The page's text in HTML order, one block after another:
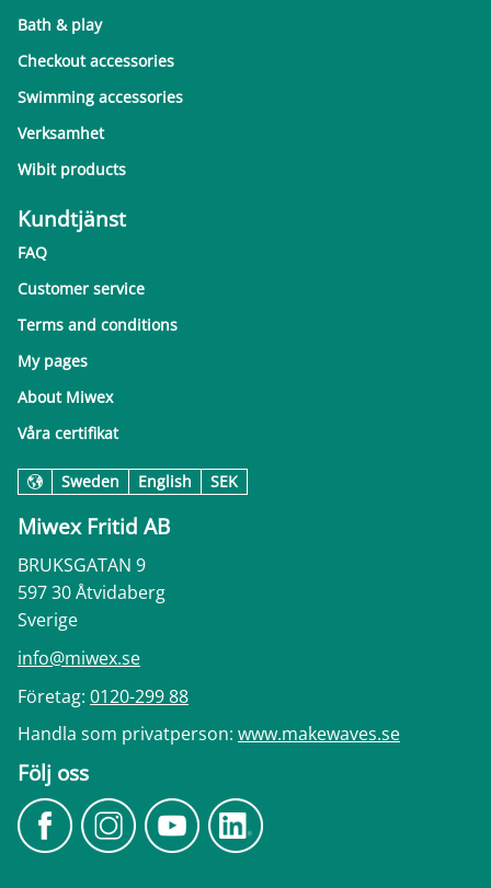
Bath & play
Checkout accessories
Swimming accessories
Verksamhet
Wibit products
Kundtjänst
FAQ
Customer service
Terms and conditions
My pages
About Miwex
Våra certifikat
Sweden English SEK
Miwex Fritid AB
BRUKSGATAN 9
597 30 Åtvidaberg
Sverige
info@miwex.se
Företag: 0120-299 88
Handla som privatperson: www.makewaves.se
Följ oss